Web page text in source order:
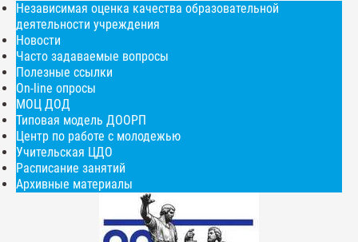
Независимая оценка качества образовательной
деятельности учреждения
Новости
Часто задаваемые вопросы
Полезные ссылки
On-line опросы
МОЦ ДОД
Типовая модель ДООРП
Центр по работе с молодежью
Учительская ЦДО
Расписание занятий
Архивные материалы